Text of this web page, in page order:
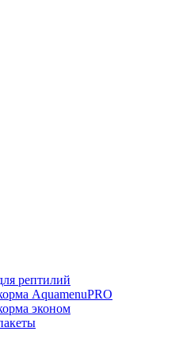
рептилий
AquamenuPRO
эконом